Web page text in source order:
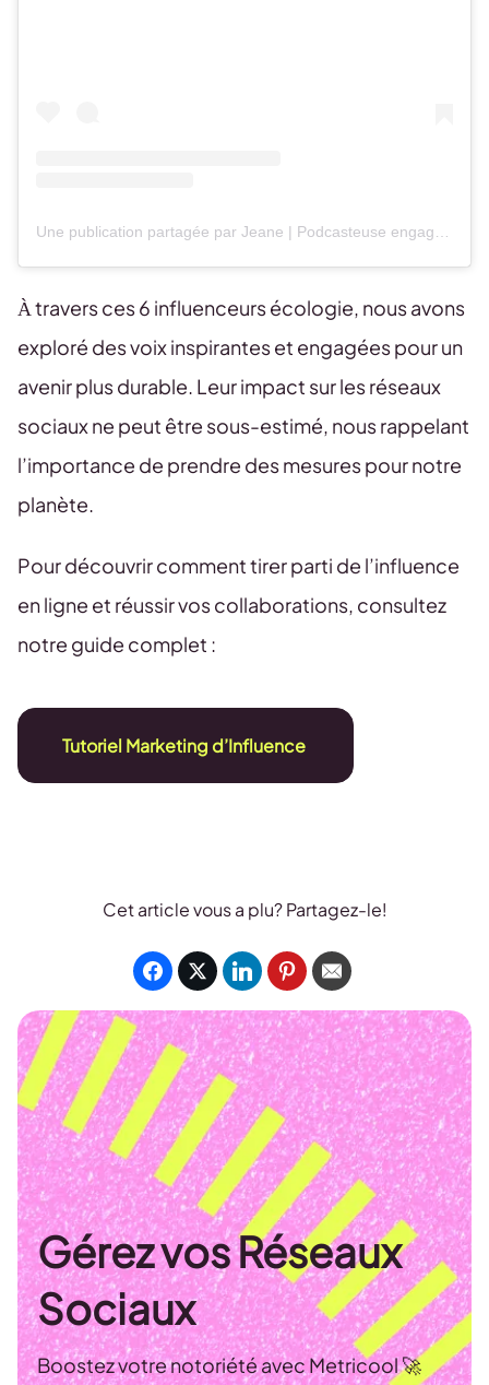
À travers ces 6 influenceurs écologie, nous avons
exploré des voix inspirantes et engagées pour un
avenir plus durable. Leur impact sur les réseaux
sociaux ne peut être sous-estimé, nous rappelant
l’importance de prendre des mesures pour notre
planète.
Pour découvrir comment tirer parti de l’influence
en ligne et réussir vos collaborations, consultez
notre guide complet :
Tutoriel Marketing d’Influence
Cet article vous a plu? Partagez-le!
Gérez vos Réseaux
Sociaux
Boostez votre notoriété avec Metricool 🚀